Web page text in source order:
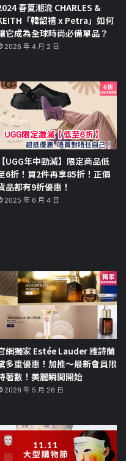
春夏潮流 CHARLES &
「韓韶禧 x Petra」如何
它成為全球時尚必備單品？
2026 年 4 月 2 日
【UGG年中勁減】限定商品低
6折！買2件再享85折！正價
品都有9折優惠！
2025 年 6 月 4 日
網獨家 Estée Lauder 雅詩蘭
多重優惠！加推～最新會員限
著數！美麗瞬間開始
2026 年 5 月 26 日